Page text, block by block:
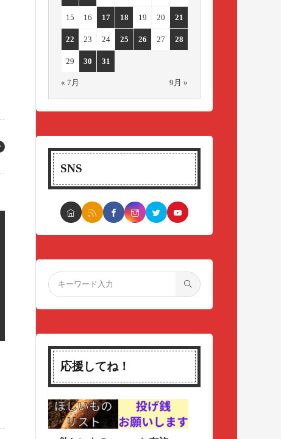
15 16 17 18 19 20 21
22 23 24 25 26 27 28
29 30 31
« 7月 9月 »
SNS
応援してね！